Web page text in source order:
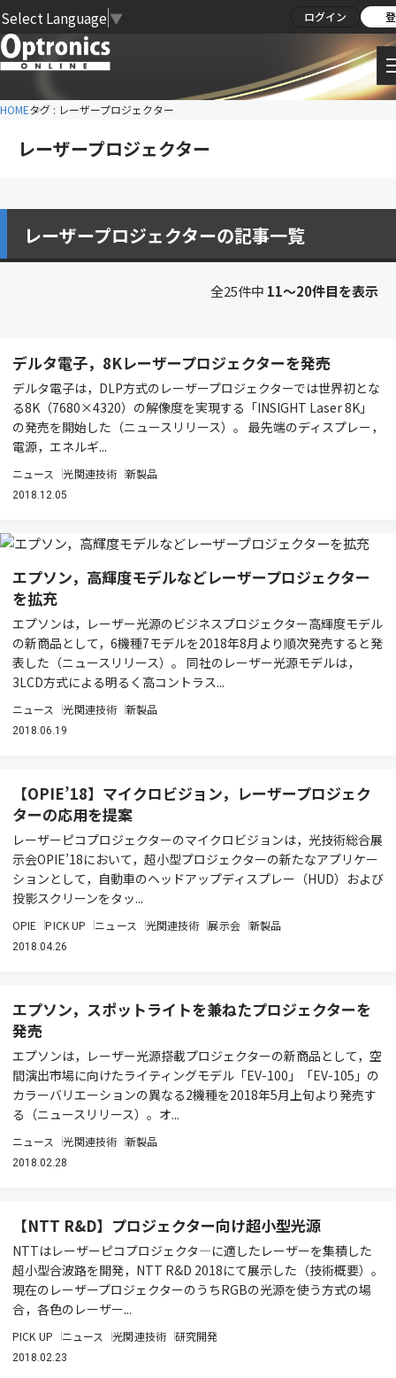
Select Language ▼ ログイン
HOMEタグ : レーザープロジェクター
レーザープロジェクター
レーザープロジェクターの記事一覧
全25件中 11〜20件目を表示
デルタ電子，8Kレーザープロジェクターを発売
デルタ電子は，DLP方式のレーザープロジェクターでは世界初とな
る8K（7680×4320）の解像度を実現する「INSIGHT Laser 8K」
の発売を開始した（ニュースリリース）。 最先端のディスプレー，
電源，エネルギ...
ニュース 光関連技術 新製品
2018.12.05
エプソン，高輝度モデルなどレーザープロジェクター
を拡充
エプソンは，レーザー光源のビジネスプロジェクター高輝度モデル
の新商品として，6機種7モデルを2018年8月より順次発売すると発
表した（ニュースリリース）。 同社のレーザー光源モデルは，
3LCD方式による明るく高コントラス...
ニュース 光関連技術 新製品
2018.06.19
【OPIE’18】マイクロビジョン，レーザープロジェク
ターの応用を提案
レーザーピコプロジェクターのマイクロビジョンは，光技術総合展
示会OPIE’18において，超小型プロジェクターの新たなアプリケー
ションとして，自動車のヘッドアップディスプレー（HUD）および
投影スクリーンをタッ...
OPIE PICK UP ニュース 光関連技術 展示会 新製品
2018.04.26
エプソン，スポットライトを兼ねたプロジェクターを
発売
エプソンは，レーザー光源搭載プロジェクターの新商品として，空
間演出市場に向けたライティングモデル「EV-100」「EV-105」の
カラーバリエーションの異なる2機種を2018年5月上旬より発売す
る（ニュースリリース）。オ...
ニュース 光関連技術 新製品
2018.02.28
【NTT R&D】プロジェクター向け超小型光源
NTTはレーザーピコプロジェクタ―に適したレーザーを集積した
超小型合波路を開発，NTT R&D 2018にて展示した（技術概要）。
現在のレーザープロジェクターのうちRGBの光源を使う方式の場
合，各色のレーザー...
PICK UP ニュース 光関連技術 研究開発
2018.02.23